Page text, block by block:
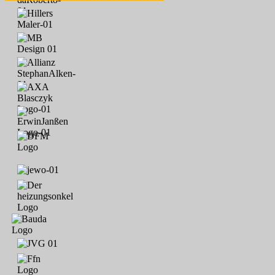
Sohngen; Tom Lennard Sohngen; Carl-Ludwig & Lisa Dreyer;
Fritz Neunaber; Turbine Sota 05; August Hovemann & Mariette
Hovemann; Hans & Wilhelmine Thaden; Wilhelm & Sieglinde
Vinup; Ilka, Hanno, Ute & Hilko Hartmann; Detlef Eilers; Steven
Petersen; Kevin Beckmann; Marco Wächter; Andi Neu; Achim
Rohde; Familie Richter; TuS Team F1-18/19; Bibiana-Sophie
Thomas; Andrea Bruns; Michael Thiergarten; Familie Michels;
Guido Jaskulska; Volker Meyer; Lena Quebbemann; Markus
Meyer; Jenny Gerlach; Maria Meyer; Werner Meyer; Alfons
Oltmanns; Johannes Oltmanns; Philipp Wedekin; Sebastian
Urbansky; Tim, Nils, Silke & Werner Rockmann; Kerstin,
Christoph, Thies, Thore & Tjade Legler; Mirco Folkers; Andre
Friedrichs; Birte & Tim Engel; Lasse Engel; Fabrice Sander; Lothar
Grünfeld; Ingo Janssen; Ines und Jürgen Wagner; Ralf Wisotzky;
Angelika & Reinhard Worpenberg; Agneta Janssen; Ingrid, Fredy,
Maike Zillich; Gecko Druck Schortens; Kindertagesstätte
"Sillensteder Spatzennest"; Olga & Alois Piwek; Karl & Tea
Harms; Johannes Janssen; Annegret & Heinrich Specht;
Sillensteder Hallen Cup 2020; Herma Hoppe; Jens Kirchhoff; Lutz
Hagestedt; TuS Leerhafe / Hovel in Freundschaft - 1.Herren, 2.
Herren; Jannes, Jule, Jan, Aline, Homrighausen; F1-JSG Sande
2020; Altweiber; Jan Wanowius; Kyan Schaffranek; Wynn
Schaffranek; Alexander Schröder; Bernd & Imke Cordsen; Alte
Herren 2020 - 2021: Florian Donat, Thomas Drescher, Uwe Eilers,